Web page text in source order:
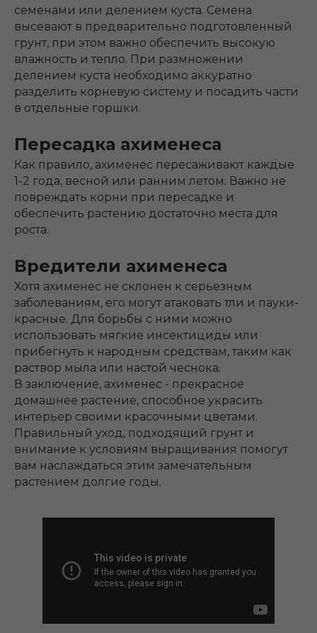
семенами или делением куста. Семена
высевают в предварительно подготовленный
грунт, при этом важно обеспечить высокую
влажность и тепло. При размножении
делением куста необходимо аккуратно
разделить корневую систему и посадить части
в отдельные горшки.
Пересадка ахименеса
Как правило, ахименес пересаживают каждые
1-2 года, весной или ранним летом. Важно не
повреждать корни при пересадке и
обеспечить растению достаточно места для
роста.
Вредители ахименеса
Хотя ахименес не склонен к серьезным
заболеваниям, его могут атаковать тли и пауки-
красные. Для борьбы с ними можно
использовать мягкие инсектициды или
прибегнуть к народным средствам, таким как
раствор мыла или настой чеснока.
В заключение, ахименес - прекрасное
домашнее растение, способное украсить
интерьер своими красочными цветами.
Правильный уход, подходящий грунт и
внимание к условиям выращивания помогут
вам наслаждаться этим замечательным
растением долгие годы.